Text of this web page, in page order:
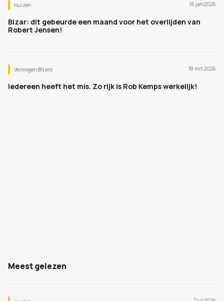
Huizen 16 jan 2026
Bizar: dit gebeurde een maand voor het overlijden van
Robert Jensen!
Vermogen BN’ers 18 mrt 2026
Iedereen heeft het mis. Zo rijk is Rob Kemps werkelijk!
Meest gelezen